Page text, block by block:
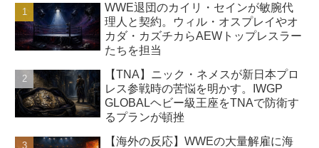
WWE退団のカイリ・セインが敏腕代
理人と契約。ウィル・オスプレイやオ
カダ・カズチカらAEWトップレスラー
たちを担当
【TNA】ニック・ネメスが新日本プロ
レス参戦時の苦悩を明かす。IWGP
GLOBALヘビー級王座をTNAで防衛す
るプランが頓挫
【海外の反応】WWEの大量解雇に海